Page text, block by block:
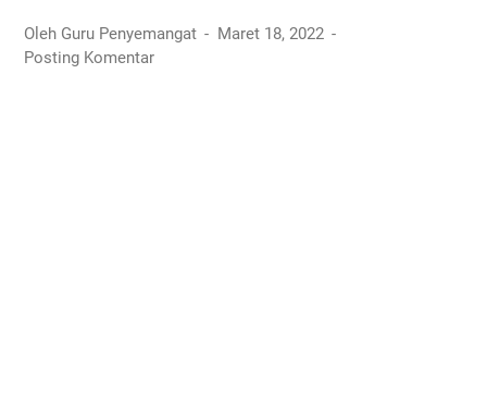
Oleh Guru Penyemangat
Maret 18, 2022
Posting Komentar